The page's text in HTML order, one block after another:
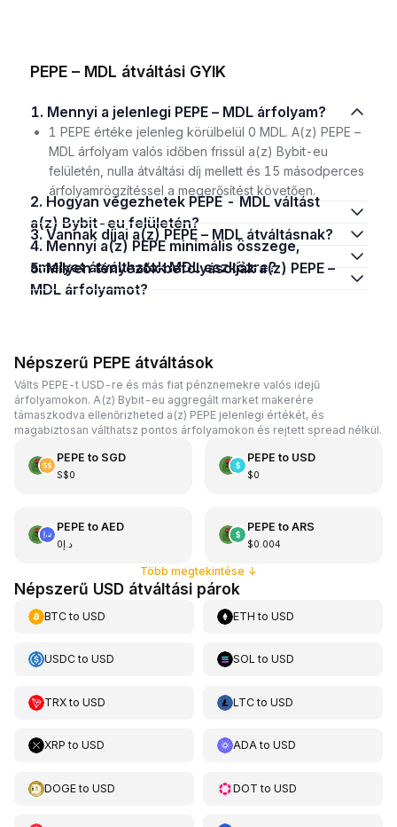
PEPE – MDL átváltási GYIK
1. Mennyi a jelenlegi PEPE – MDL árfolyam?
1 PEPE értéke jelenleg körülbelül 0 MDL. A(z) PEPE –
MDL árfolyam valós időben frissül a(z) Bybit-eu
felületén, nulla átváltási díj mellett és 15 másodperces
árfolyamrögzítéssel a megerősítést követően.
2. Hogyan végezhetek PEPE - MDL váltást
a(z) Bybit-eu felületén?
3. Vannak díjai a(z) PEPE – MDL átváltásnak?
4. Mennyi a(z) PEPE minimális összege,
amelyet átválthatok MDL eszközre?
5. Milyen tényezők befolyásolják a(z) PEPE –
MDL árfolyamot?
Népszerű PEPE átváltások
Válts PEPE-t USD-re és más fiat pénznemekre valós idejű
árfolyamokon. A(z) Bybit-eu aggregált market makerére
támaszkodva ellenőrizheted a(z) PEPE jelenlegi értékét, és
magabiztosan válthatsz pontos árfolyamokon és rejtett spread nélkül.
PEPE to SGD
S$0
PEPE to USD
$0
PEPE to AED
د.إ0
PEPE to ARS
$0.004
Több megtekintése ↓
Népszerű USD átváltási párok
BTCto USD ETH toUSD
USDCto USD SOL toUSD
TRXto USD LTCtoUSD
XRP to USD ADAtoUSD
DOGEto USD DOT toUSD